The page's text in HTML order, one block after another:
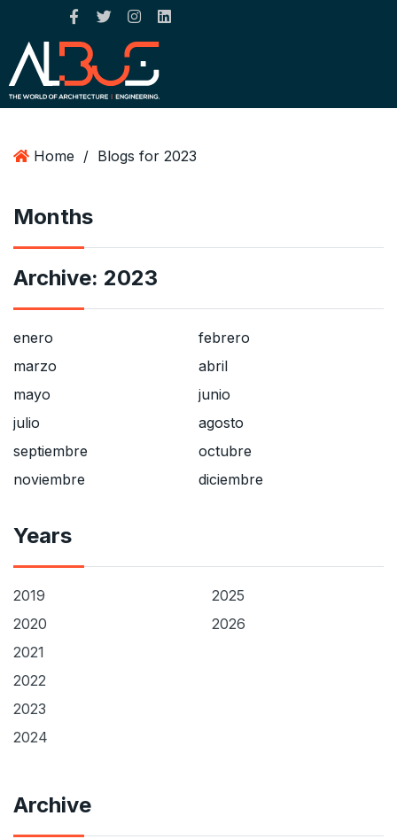
Home / Blogs for 2023
Months
Archive: 2023
enero
febrero
marzo
abril
mayo
junio
julio
agosto
septiembre
octubre
noviembre
diciembre
Years
2019
2020
2021
2022
2023
2024
2025
2026
Archive